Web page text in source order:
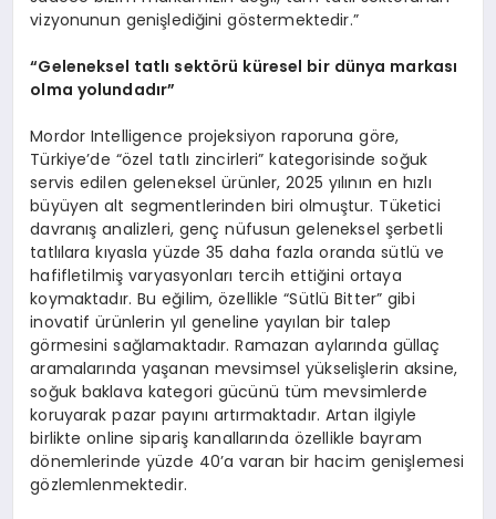
vizyonunun genişlediğini göstermektedir.”
“Geleneksel tatlı sektörü küresel bir dünya markası
olma yolundadır”
Mordor Intelligence projeksiyon raporuna göre,
Türkiye’de “özel tatlı zincirleri” kategorisinde soğuk
servis edilen geleneksel ürünler, 2025 yılının en hızlı
büyüyen alt segmentlerinden biri olmuştur. Tüketici
davranış analizleri, genç nüfusun geleneksel şerbetli
tatlılara kıyasla yüzde 35 daha fazla oranda sütlü ve
hafifletilmiş varyasyonları tercih ettiğini ortaya
koymaktadır. Bu eğilim, özellikle “Sütlü Bitter” gibi
inovatif ürünlerin yıl geneline yayılan bir talep
görmesini sağlamaktadır. Ramazan aylarında güllaç
aramalarında yaşanan mevsimsel yükselişlerin aksine,
soğuk baklava kategori gücünü tüm mevsimlerde
koruyarak pazar payını artırmaktadır. Artan ilgiyle
birlikte online sipariş kanallarında özellikle bayram
dönemlerinde yüzde 40’a varan bir hacim genişlemesi
gözlemlenmektedir.